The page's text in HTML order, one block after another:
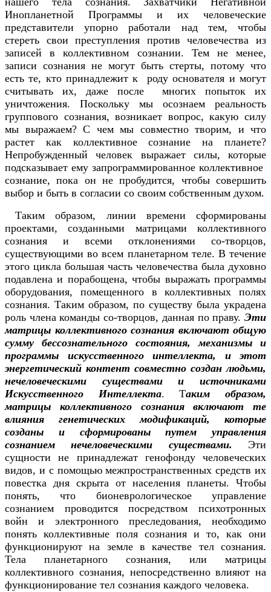
Инопланетной Программы и их человеческие
представители упорно работали над тем, чтобы
стереть свои преступления против человечества из
записей в коллективном сознании. Тем не менее,
записи сознания не могут быть стерты, потому что
есть те, кто принадлежит к роду основателя и могут
считывать их, даже после многих попыток их
уничтожения. Поскольку мы осознаем реальность
группового сознания, возникает вопрос, какую силу
мы выражаем? С чем мы совместно творим, и что
растет как коллективное сознание на планете?
Непробужденный человек выражает силы, которые
подсказывает ему запрограммированное коллективное
сознание, пока он не пробудится, чтобы совершить
выбор и быть в согласии со своим собственным духом.
Таким образом, линии времени сформированы
проектами, созданными матрицами коллективного
сознания и всеми отклонениями co-творцов,
существующими во всем планетарном теле. В течение
этого цикла большая часть человечества была духовно
подавлена и порабощена, чтобы выражать программы
оборудования, помещенного в коллективных полях
сознания. Таким образом, по существу была украдена
роль члена команды со-творцов, данная по праву. Эти
матрицы коллективного сознания включают общую
сумму бессознательного состояния, механизмы и
программы искусственного интеллекта, и этот
энергетический контент совместно создан людьми,
нечеловеческими существами и источниками
Искусственного Интеллекта. Таким образом,
матрицы коллективного сознания включают те
влияния генетических модификаций, которые
созданы и сформированы путем управления
сознанием нечеловеческими существами. Эти
сущности не принадлежат генофонду человеческих
видов, и с помощью межпространственных средств их
повестка дня скрыта от населения планеты. Чтобы
понять, что бионеврологическое управление
сознанием проводится посредством психотронных
войн и электронного преследования, необходимо
понять коллективные поля сознания и то, как они
функционируют на земле в качестве тел сознания.
Тела планетарного сознания, или матрицы
коллективного сознания, непосредственно влияют на
функционирование тел сознания каждого человека.